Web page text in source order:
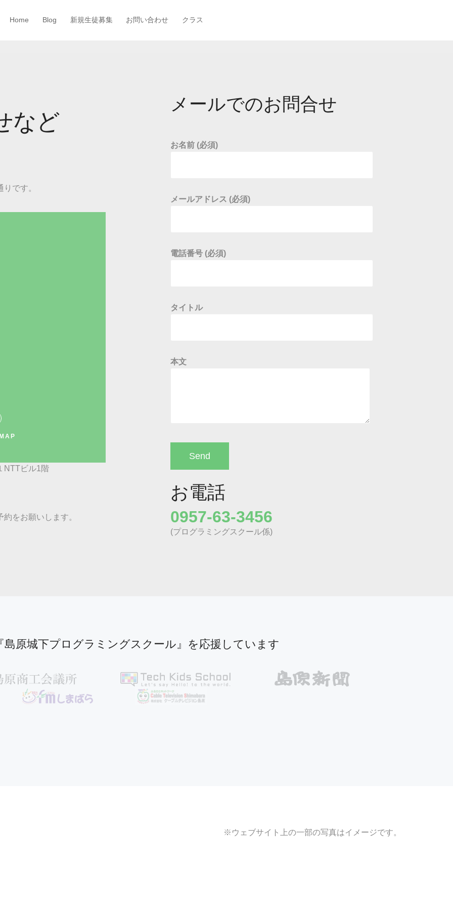
Home Blog 新規生徒募集 お問い合わせ クラス
など
です。
NTTビル1階
をお願いします。
メールでのお問合せ
お名前 (必須)
メールアドレス (必須)
電話番号 (必須)
タイトル
本文
お電話
0957-63-3456
(プログラミングスクール係)
島原城下プログラミングスクール』を応援しています
※ウェブサイト上の一部の写真はイメージです。